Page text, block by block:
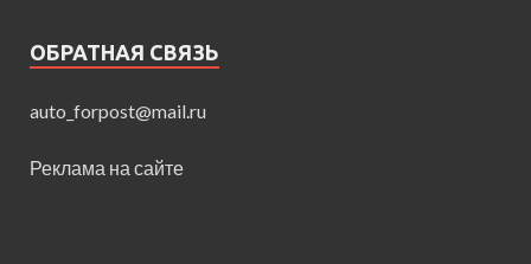
ОБРАТНАЯ СВЯЗЬ
auto_forpost@mail.ru
Реклама на сайте